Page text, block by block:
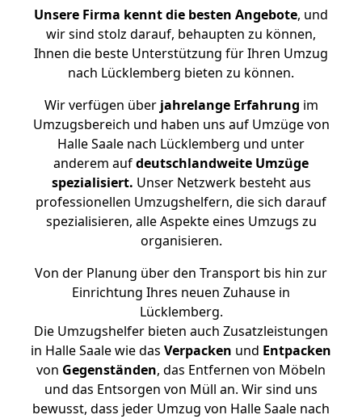
Unsere Firma kennt die besten Angebote, und
wir sind stolz darauf, behaupten zu können,
Ihnen die beste Unterstützung für Ihren Umzug
nach Lücklemberg bieten zu können.
Wir verfügen überjahrelange Erfahrung im
Umzugsbereich und haben uns auf Umzüge von
Halle Saale nach Lücklemberg und unter
anderem aufdeutschlandweite Umzüge
spezialisiert. Unser Netzwerk besteht aus
professionellen Umzugshelfern, die sich darauf
spezialisieren, alle Aspekte eines Umzugs zu
organisieren.
Von der Planung über den Transport bis hin zur
Einrichtung Ihres neuen Zuhause in
Lücklemberg.
Die Umzugshelfer bieten auch Zusatzleistungen
in Halle Saale wie das Verpacken und Entpacken
von Gegenständen, das Entfernen von Möbeln
und das Entsorgen von Müll an. Wir sind uns
bewusst, dass jeder Umzug von Halle Saale nach